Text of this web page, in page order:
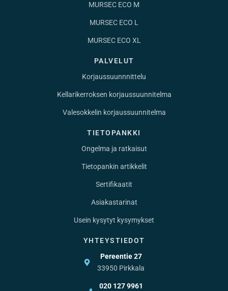
MURSEC ECO M
MURSEC ECO L
MURSEC ECO XL
PALVELUT
Korjaussuunnnittelu
Kellarikerroksen korjaussuunnitelma
Valesokkelin korjaussuunnitelma
TIETOPANKKI
Ongelma ja ratkaisut
Tietopankin artikkelit
Sertifikaatit
Asiakastarinat
Usein kysytyt kysymykset
YHTEYSTIEDOT
Pereentie 27
33950 Pirkkala
020 127 9961